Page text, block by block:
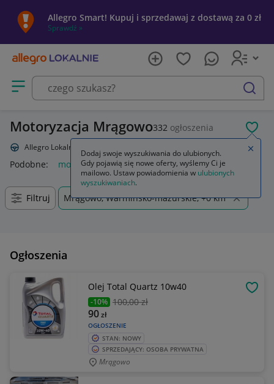
Allegro Smart! Kupuj i sprzedawaj z dostawą za 0 zł
Sprawdź »
Otwórz menu z kategoriami
szukaj
Motoryzacja Mrągowo332 ogłoszenia
Allegro Lokalnie
Podobne: motoryzacja motoryzacja samochody osobowe
Filtruj Mrągowo, Warmińsko-mazurskie, +0 km
Ogłoszenia
Olej Total Quartz 10w40
-10% 100,00 zł
OGŁOSZENIE
90zł
STAN: NOWY
SPRZEDAJĄCY: OSOBA PRYWATNA
Mrągowo
Dodaj swoje wyszukiwania do ulubionych.
Gdy pojawią się nowe oferty, wyślemy Ci je
mailowo. Ustaw powiadomienia w ulubionych
wyszukiwaniach.